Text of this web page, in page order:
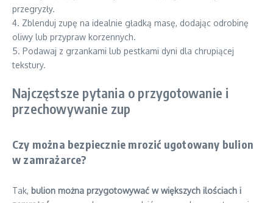
przegryzły.
4. Zblenduj zupę na idealnie gładką masę, dodając odrobinę
oliwy lub przypraw korzennych.
5. Podawaj z grzankami lub pestkami dyni dla chrupiącej
tekstury.
Najczęstsze pytania o przygotowanie i
przechowywanie zup
Czy można bezpiecznie mrozić ugotowany bulion
w zamrażarce?
Tak, bulion można przygotowywać w większych ilościach i